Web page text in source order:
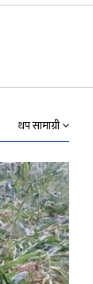
थप सामाग्री